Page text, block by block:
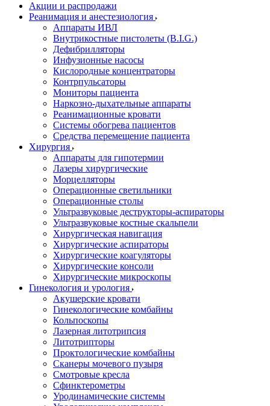
Акции и распродажи
Реанимация и анестезиология
Аппараты ИВЛ
Внутрикостные пистолеты (B.I.G.)
Дефибрилляторы
Инфузионные насосы
Кислородные концентраторы
Контрпульсаторы
Мониторы пациента
Наркозно-дыхательные аппараты
Реанимационные кровати
Системы обогрева пациентов
Средства перемещение пациента
Хирургия
Аппараты для гипотермии
Лазеры хирургические
Морцелляторы
Операционные светильники
Операционные столы
Ультразвуковые деструкторы-аспираторы
Ультразвуковые костные скальпели
Хирургическая навигация
Хирургические аспираторы
Хирургические коагуляторы
Хирургические консоли
Хирургические микроскопы
Гинекология и урология
Акушерские кровати
Гинекологические комбайны
Кольпоскопы
Лазерная литотрипсия
Литотрипторы
Проктологические комбайны
Сканеры мочевого пузыря
Смотровые кресла
Сфинктерометры
Уродинамические системы